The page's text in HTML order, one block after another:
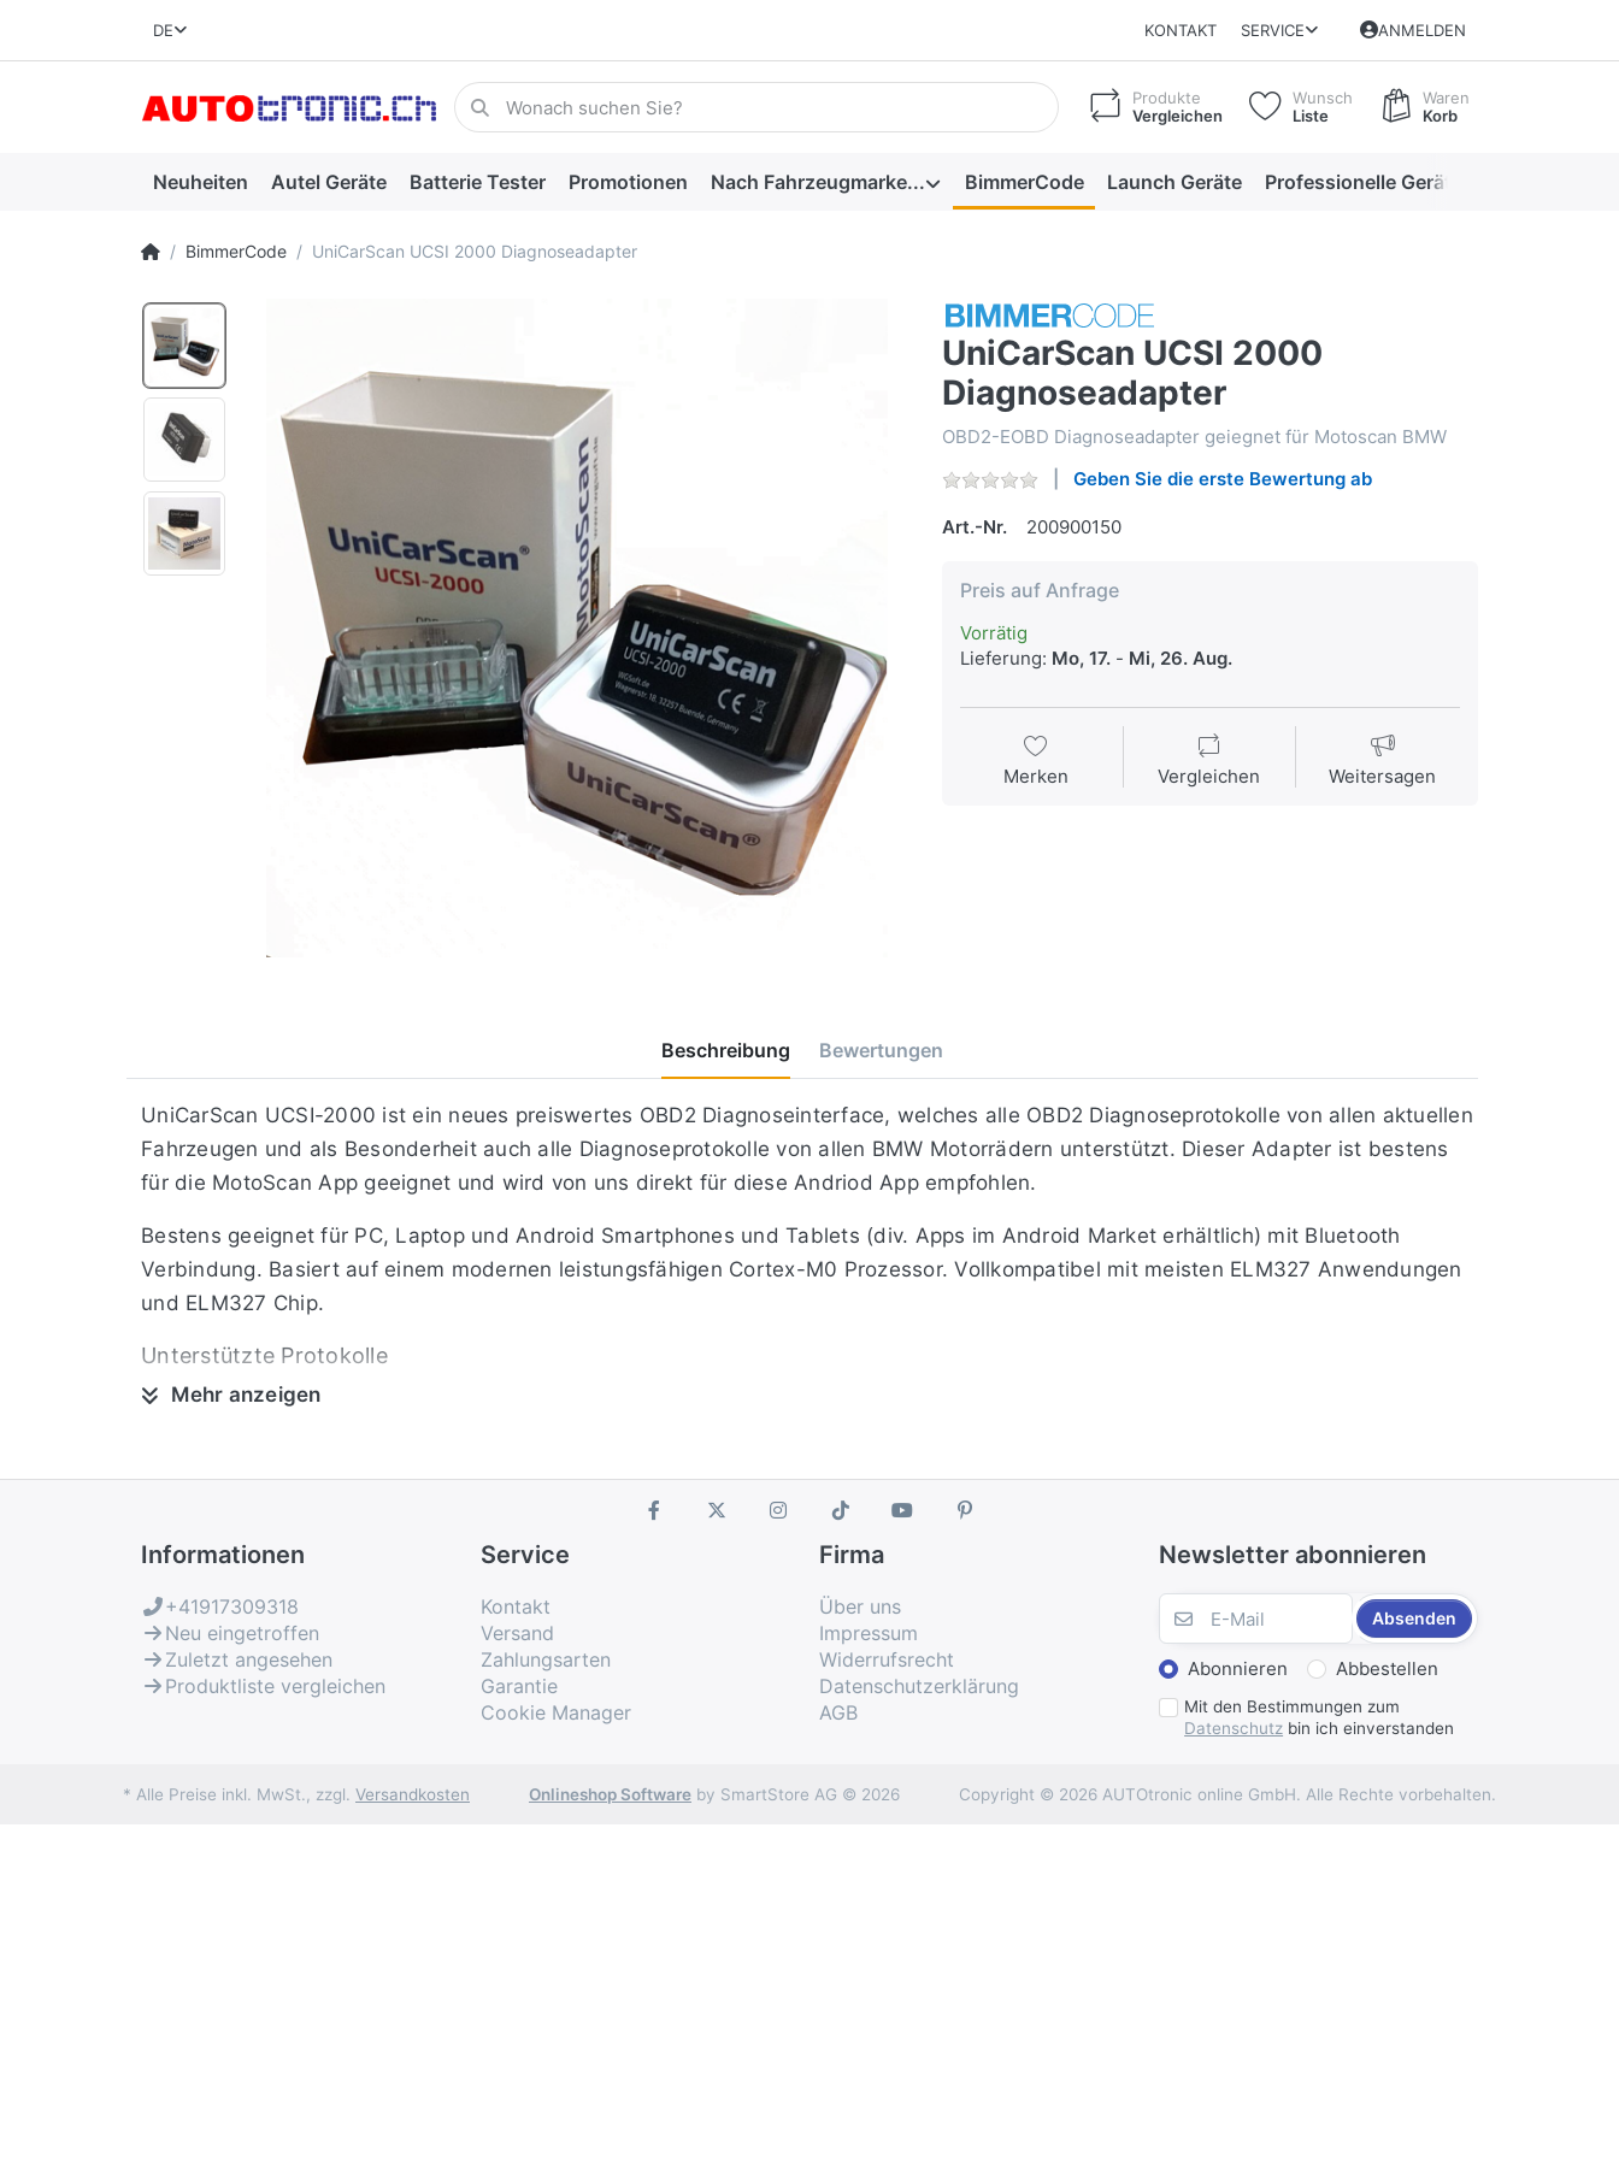
DE KONTAKT SERVICE ANMELDEN
Produkte
Vergleichen
Wunsch
Liste
Waren
Korb
Neuheiten Autel Geräte Batterie Tester Promotionen Nach Fahrzeugmarke... BimmerCode Launch Geräte Professionelle Geräte
BimmerCode UniCarScan UCSI 2000 Diagnoseadapter
UniCarScan UCSI 2000
Diagnoseadapter
OBD2-EOBD Diagnoseadapter geiegnet für Motoscan BMW
Geben Sie die erste Bewertung ab
Art.-Nr. 200900150
Preis auf Anfrage
Vorrätig
Lieferung: Mo, 17. - Mi, 26. Aug.
Merken Vergleichen Weitersagen
Beschreibung Bewertungen
UniCarScan UCSI-2000 ist ein neues preiswertes OBD2 Diagnoseinterface, welches alle OBD2 Diagnoseprotokolle von allen aktuellen
Fahrzeugen und als Besonderheit auch alle Diagnoseprotokolle von allen BMW Motorrädern unterstützt. Dieser Adapter ist bestens
für die MotoScan App geeignet und wird von uns direkt für diese Andriod App empfohlen.
Bestens geeignet für PC, Laptop und Android Smartphones und Tablets (div. Apps im Android Market erhältlich) mit Bluetooth
Verbindung. Basiert auf einem modernen leistungsfähigen Cortex-M0 Prozessor. Vollkompatibel mit meisten ELM327 Anwendungen
und ELM327 Chip.
Unterstützte Protokolle
OBD2 Protokolle: ISO9141-2, KWP2000 slow init, KWP2000 fast init, CAN 11bit/250kB, CAN 11bit/500kB, CAN 29bit/250kB, CAN
BMW Protokolle: KWP2000, KWP2000*, D-CAN und UDS.
Unterstützte BMW Motorräder
Alle BMW Motorräder ab ca. 1998 bis heute werden unterstützt. Bitte beachten Sie, dass dafür zusätzlich das 10 Pol. Adapterkabel
(gegen Aufpreis bestellbar) und die MotoScan App für Android aus dem
erforderlich sind.
Mehr anzeigen
Informationen
+41917309318
Neu eingetroffen
Zuletzt angesehen
Produktliste vergleichen
Service
Kontakt
Versand
Zahlungsarten
Garantie
Cookie Manager
Firma
Über uns
Impressum
Widerrufsrecht
Datenschutzerklärung
AGB
Newsletter abonnieren
Absenden
Abonnieren Abbestellen
Mit den Bestimmungen zum
Datenschutz bin ich einverstanden
* Alle Preise inkl. MwSt., zzgl. Versandkosten Onlineshop Software by SmartStore AG © 2026 Copyright © 2026 AUTOtronic online GmbH. Alle Rechte vorbehalten.